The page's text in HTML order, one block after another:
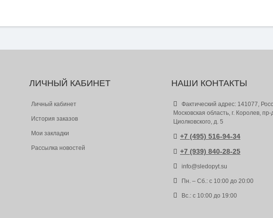
ЛИЧНЫЙ КАБИНЕТ
Личный кабинет
История заказов
Мои закладки
Рассылка новостей
НАШИ КОНТАКТЫ
Фактический адрес: 141077,
Московская область, г. Королев, пр-
Циолковского, д. 5
+7 (495) 516-94-34
+7 (939) 840-28-25
info@sledopyt.su
Пн. – Сб.: с 10:00 до 20:00
Вс.: с 10:00 до 19:00